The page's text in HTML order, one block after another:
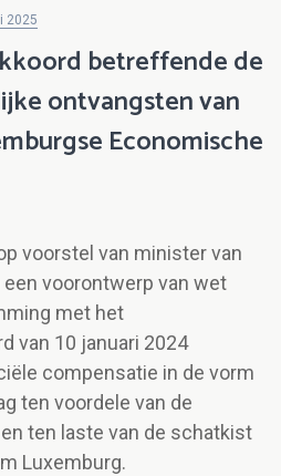
2025
betreffende de
ontvangsten van
Economische
voorstel van minister van
voorontwerp van wet
met het
van 10 januari 2024
compensatie in de vorm
ten voordele van de
ten laste van de schatkist
Luxemburg.